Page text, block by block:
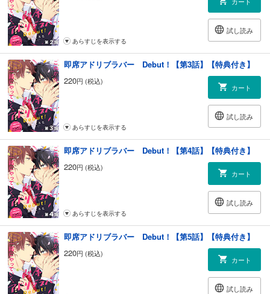
試し読み
あらすじを表示する
即席アドリブラバー Debut！【第3話】【特典付き】
220円 (税込)
カート
試し読み
あらすじを表示する
即席アドリブラバー Debut！【第4話】【特典付き】
220円 (税込)
カート
試し読み
あらすじを表示する
即席アドリブラバー Debut！【第5話】【特典付き】
220円 (税込)
カート
試し読み